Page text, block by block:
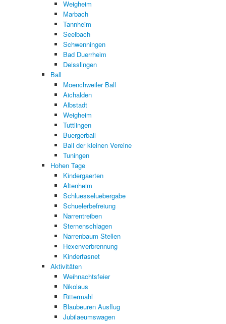
Weigheim
Marbach
Tannheim
Seelbach
Schwenningen
Bad Duerrheim
Deisslingen
Ball
Moenchweiler Ball
Aichalden
Albstadt
Weigheim
Tuttlingen
Buergerball
Ball der kleinen Vereine
Tuningen
Hohen Tage
Kindergaerten
Altenheim
Schluesseluebergabe
Schuelerbefreiung
Narrentreiben
Sternenschlagen
Narrenbaum Stellen
Hexenverbrennung
Kinderfasnet
Aktivitäten
Weihnachtsfeier
Nikolaus
Rittermahl
Blaubeuren Ausflug
Jubilaeumswagen